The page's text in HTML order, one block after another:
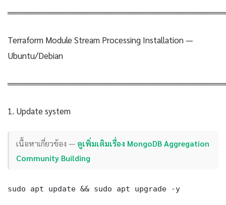
Terraform Module Stream Processing Installation —
Ubuntu/Debian
1. Update system
เนื้อหาเกี่ยวข้อง — ดูเพิ่มเติมเรื่อง MongoDB Aggregation
Community Building
sudo apt update && sudo apt upgrade -y